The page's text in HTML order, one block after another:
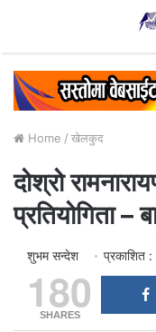
Home / खेलकुद
दोश्रो
प्रतियोगिता –
शुभम सन्देश प्रकाशित
180
SHARES